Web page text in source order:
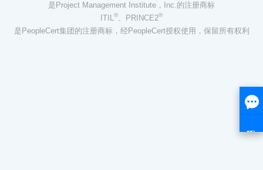
是Project Management Institute，Inc.的注册商标
ITIL®、PRINCE2®
是PeopleCert集团的注册商标，经PeopleCert授权使用，保留所有权利